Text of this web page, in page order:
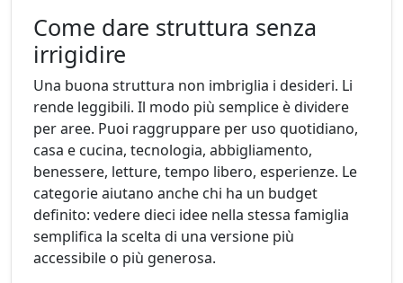
Come dare struttura senza
irrigidire
Una buona struttura non imbriglia i desideri. Li
rende leggibili. Il modo più semplice è dividere
per aree. Puoi raggruppare per uso quotidiano,
casa e cucina, tecnologia, abbigliamento,
benessere, letture, tempo libero, esperienze. Le
categorie aiutano anche chi ha un budget
definito: vedere dieci idee nella stessa famiglia
semplifica la scelta di una versione più
accessibile o più generosa.